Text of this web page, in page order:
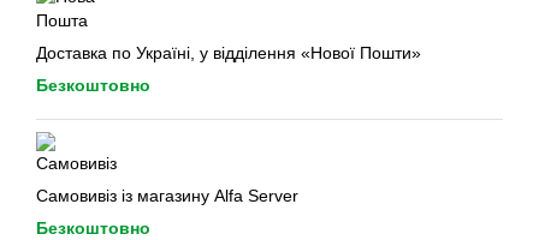
Доставка по Україні, у відділення «Нової Пошти»
Безкоштовно
Самовивіз із магазину Alfa Server
Безкоштовно